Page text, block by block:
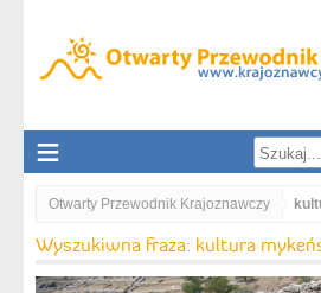
Otwarty Przewodnik Krajoznawczy
Wyszukiwna fraza: kultura